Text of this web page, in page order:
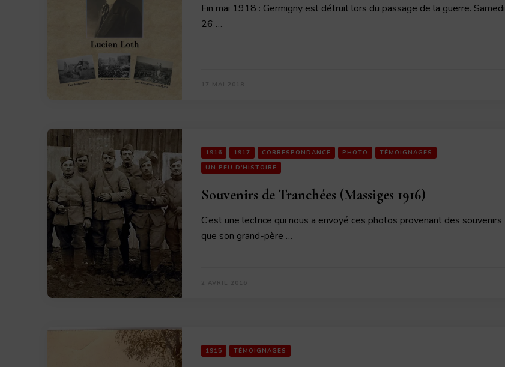
Fin mai 1918 : Germigny est détruit lors du passage de la guerre. Samedi
26 …
1916 1917 CORRESPONDANCE PHOTO
TÉMOIGNAGES
UN PEU D'HISTOIRE
Souvenirs de Tranchées (Massiges 1916)
C’est une lectrice qui nous a envoyé ces photos provenant des souvenirs
que son grand-père …
1915 TÉMOIGNAGES